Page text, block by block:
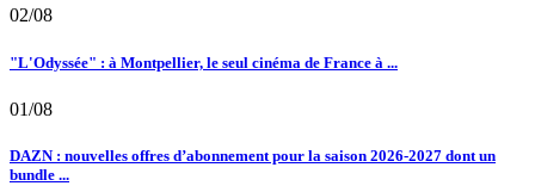
02/08
"L'Odyssée" : à Montpellier, le seul cinéma de France à ...
01/08
DAZN : nouvelles offres d’abonnement pour la saison 2026-2027 dont un
bundle ...